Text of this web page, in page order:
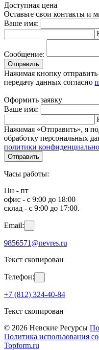
Доступная цена
Оставьте свои контакты и
Ваше имя:
Сообщение:
Отправить
Нажимая кнопку отправить
передачу данных согласно
Оформить заявку
Ваше имя:
Нажимая «Отправить», я
обработку персональных
политики
Отправить
Часы работы:
Пн - пт
офис - с 9:00 до 18:00
склад - с 9:00 до 17:00.
Email:
9856571@nevres.ru
Текст скопирован
Телефон:
+7 (812) 324-40-84
Текст скопирован
© 2026 Невские Ресурсы
Политика использования
Topform.ru